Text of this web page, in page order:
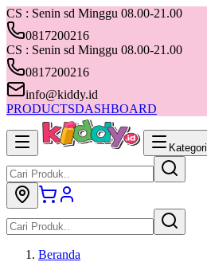
CS : Senin sd Minggu 08.00-21.00
0817200216
CS : Senin sd Minggu 08.00-21.00
0817200216
info@kiddy.id
PRODUCTSDASHBOARD
Kategori
Beranda